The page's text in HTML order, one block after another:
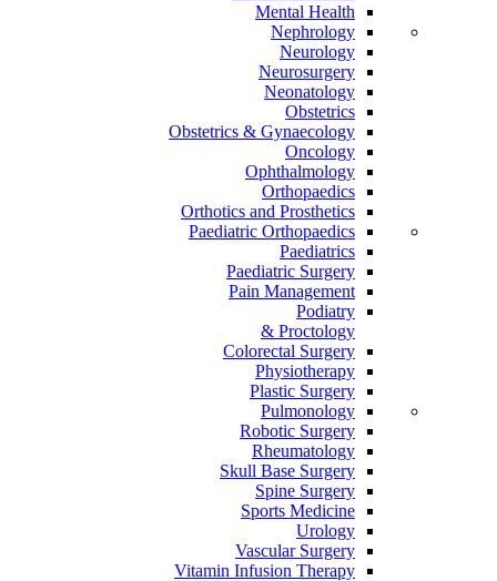
Mental Health
Nephrology
Neurology
Neurosurgery
Neonatology
Obstetrics
Obstetrics & Gynaecology
Oncology
Ophthalmology
Orthopaedics
Orthotics and Prosthetics
Paediatric Orthopaedics
Paediatrics
Paediatric Surgery
Pain Management
Podiatry
Proctology &
Colorectal Surgery
Physiotherapy
Plastic Surgery
Pulmonology
Robotic Surgery
Rheumatology
Skull Base Surgery
Spine Surgery
Sports Medicine
Urology
Vascular Surgery
Vitamin Infusion Therapy